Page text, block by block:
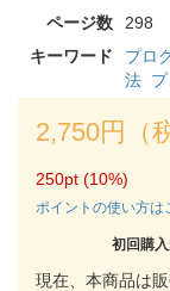
ページ数
298
キーワード
プロ
法
2,750円（
250pt (10%)
ポイントの使い方は
初回購
現在、本商品は